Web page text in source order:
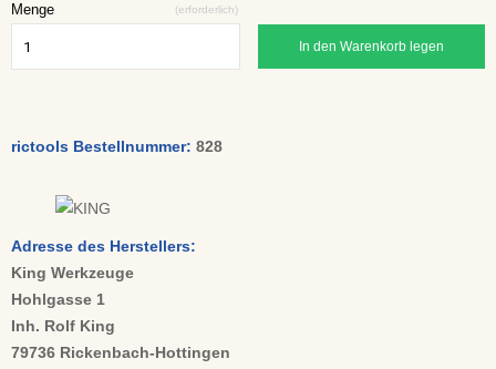
Menge (erforderlich)
In den Warenkorb legen
rictools Bestellnummer: 828
Adresse des Herstellers:
King Werkzeuge
Hohlgasse 1
Inh. Rolf King
79736 Rickenbach-Hottingen